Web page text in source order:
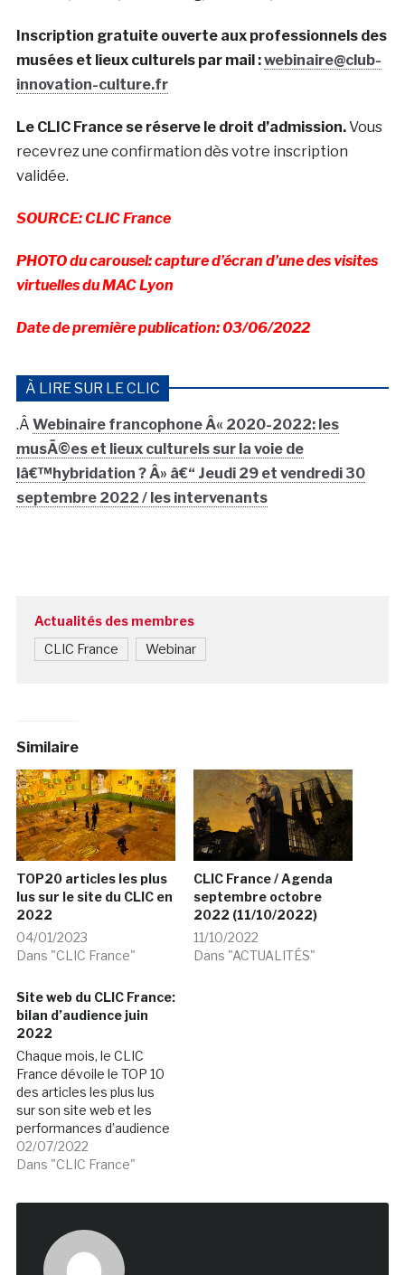
Inscription gratuite ouverte aux professionnels des
musées et lieux culturels par mail :webinaire@club-
innovation-culture.fr
Le CLIC France se réserve le droit d’admission.Vous
recevrez une confirmation dès votre inscription
validée.
SOURCE: CLIC France
PHOTO du carousel: capture d’écran d’une des visites
virtuelles du MAC Lyon
Date de première publication: 03/06/2022
À LIRE SUR LE CLIC
.Â Webinaire francophone Â« 2020-2022: les
musÃ©es et lieux culturels sur la voie de
lâ€™hybridation ? Â» â€“ Jeudi 29 et vendredi 30
septembre 2022 / les intervenants
Actualités des membres
CLIC France Webinar
Similaire
TOP20 articles les plus
lus sur le site du CLIC en
2022
04/01/2023
Dans "CLIC France"
CLIC France / Agenda
septembre octobre
2022 (11/10/2022)
11/10/2022
Dans "ACTUALITÉS"
Site web du CLIC France:
bilan d’audience juin
2022
Chaque mois, le CLIC
France dévoile le TOP 10
des articles les plus lus
sur son site web et les
performances d’audience
et de fréquentation de ce
site. En juin 2022, le site
généré plus de 105 000
000 pages…
02/07/2022
Dans "CLIC France"